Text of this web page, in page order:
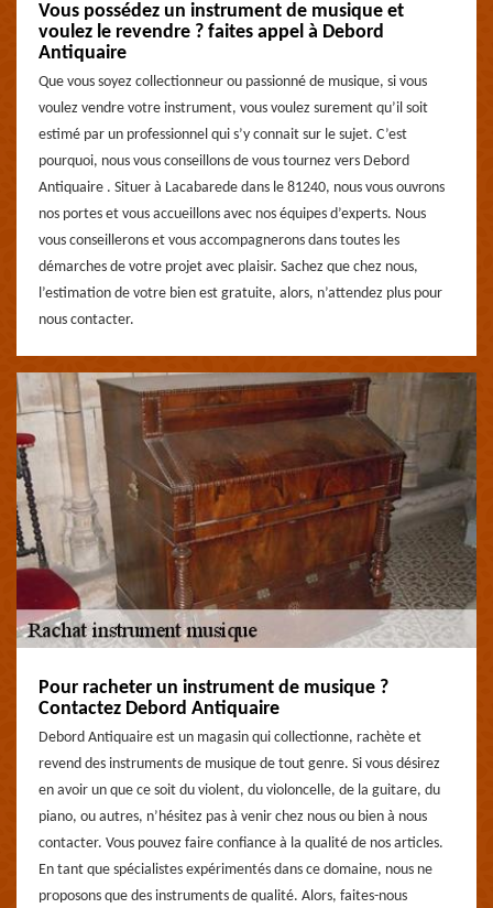
Vous possédez un instrument de musique et
voulez le revendre ? faites appel à Debord
Antiquaire
Que vous soyez collectionneur ou passionné de musique, si vous
voulez vendre votre instrument, vous voulez surement qu’il soit
estimé par un professionnel qui s’y connait sur le sujet. C’est
pourquoi, nous vous conseillons de vous tournez vers Debord
Antiquaire . Situer à Lacabarede dans le 81240, nous vous ouvrons
nos portes et vous accueillons avec nos équipes d’experts. Nous
vous conseillerons et vous accompagnerons dans toutes les
démarches de votre projet avec plaisir. Sachez que chez nous,
l’estimation de votre bien est gratuite, alors, n’attendez plus pour
nous contacter.
Pour racheter un instrument de musique ?
Contactez Debord Antiquaire
Debord Antiquaire est un magasin qui collectionne, rachète et
revend des instruments de musique de tout genre. Si vous désirez
en avoir un que ce soit du violent, du violoncelle, de la guitare, du
piano, ou autres, n’hésitez pas à venir chez nous ou bien à nous
contacter. Vous pouvez faire confiance à la qualité de nos articles.
En tant que spécialistes expérimentés dans ce domaine, nous ne
proposons que des instruments de qualité. Alors, faites-nous